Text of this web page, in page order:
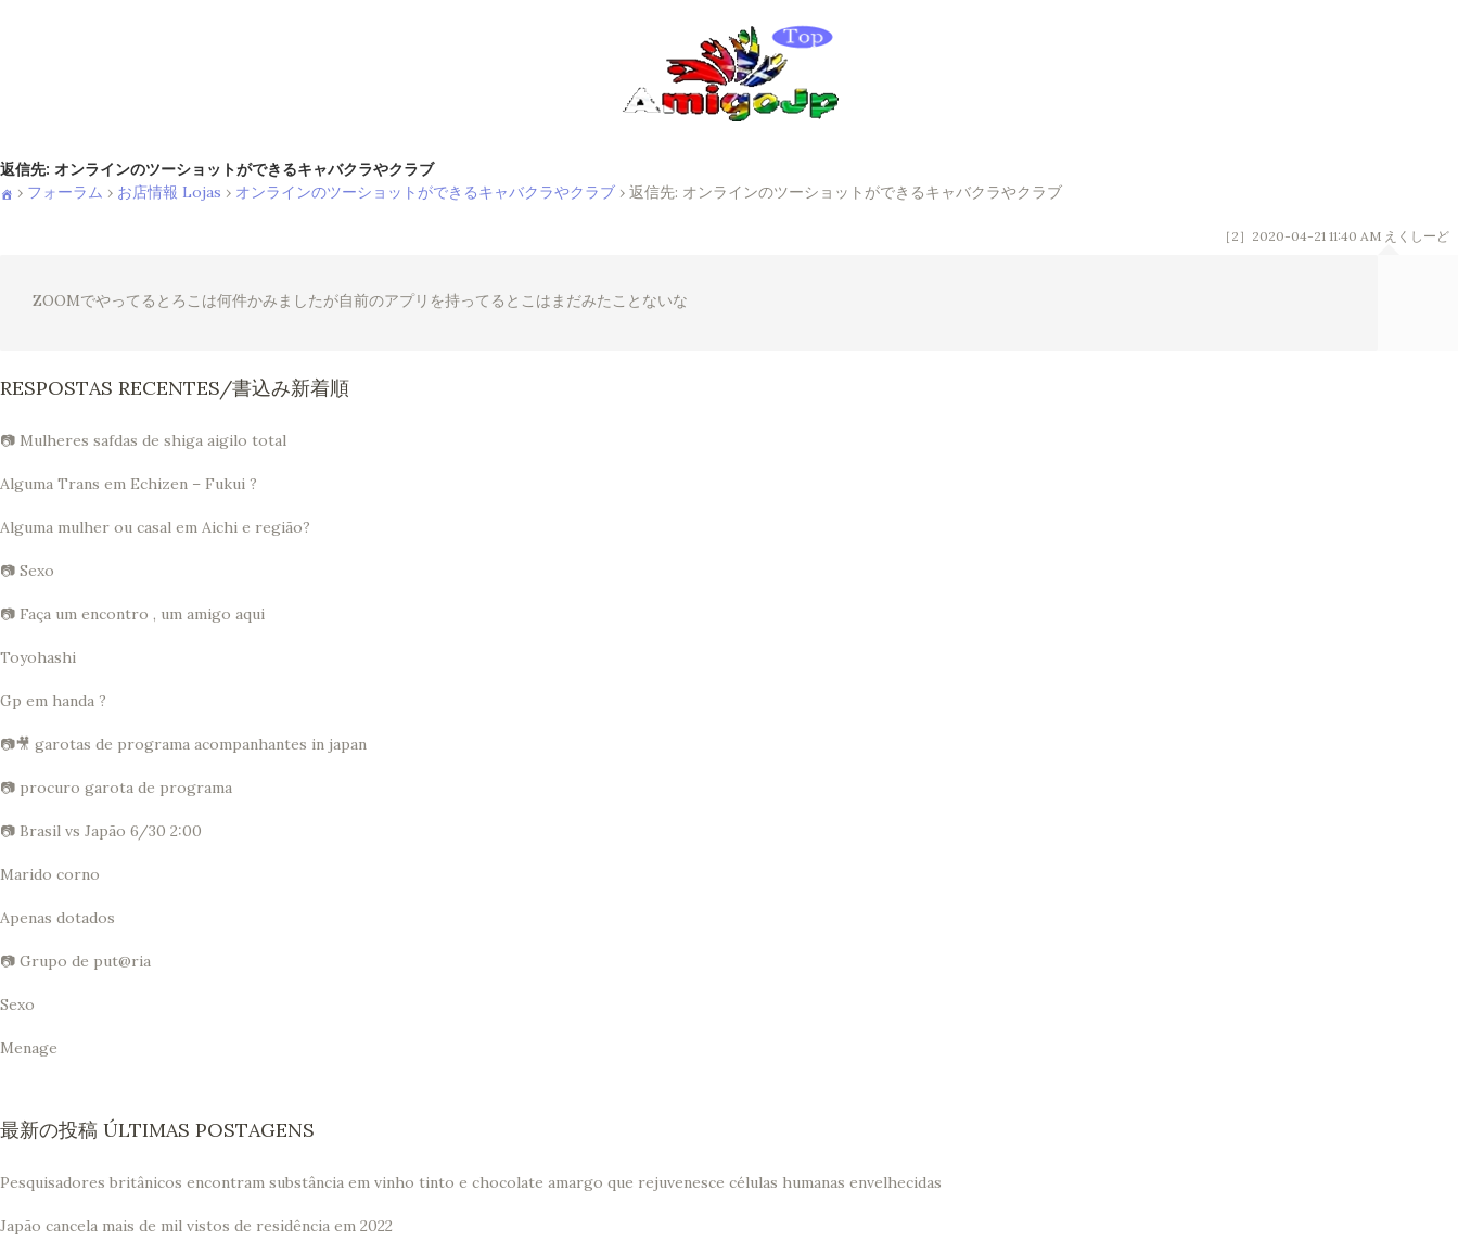
返信先: オンラインのツーショットができるキャバクラやクラブ
› フォーラム › お店情報 Lojas › オンラインのツーショットができるキャバクラやクラブ › 返信先: オンラインのツーショットができるキャバクラやクラブ
［2］2020-04-21 11:40 AM えくしーど
ZOOMでやってるとろこは何件かみましたが自前のアプリを持ってるとこはまだみたことないな
RESPOSTAS RECENTES/書込み新着順
📷 Mulheres safdas de shiga aigilo total
Alguma Trans em Echizen – Fukui ?
Alguma mulher ou casal em Aichi e região?
📷 Sexo
📷 Faça um encontro , um amigo aqui
Toyohashi
Gp em handa ?
📷🎥 garotas de programa acompanhantes in japan
📷 procuro garota de programa
📷 Brasil vs Japão 6/30 2:00
Marido corno
Apenas dotados
📷 Grupo de put@ria
Sexo
Menage
最新の投稿 ÚLTIMAS POSTAGENS
Pesquisadores britânicos encontram substância em vinho tinto e chocolate amargo que rejuvenesce células humanas envelhecidas
Japão cancela mais de mil vistos de residência em 2022